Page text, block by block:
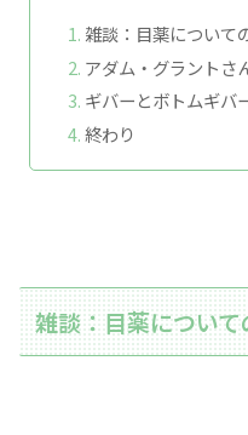
雑談：目薬について
アダム・グラントさ
ギバーとボトムギバ
終わり
雑談：目薬につい